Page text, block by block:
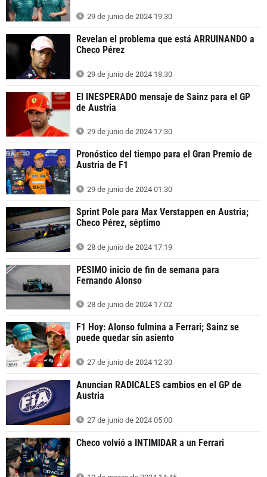
29 de junio de 2024 19:30
Revelan el problema que está ARRUINANDO a
Checo Pérez
29 de junio de 2024 18:30
El INESPERADO mensaje de Sainz para el GP
de Austria
29 de junio de 2024 17:30
Pronóstico del tiempo para el Gran Premio de
Austria de F1
29 de junio de 2024 01:30
Sprint Pole para Max Verstappen en Austria;
Checo Pérez, séptimo
28 de junio de 2024 17:19
PÉSIMO inicio de fin de semana para
Fernando Alonso
28 de junio de 2024 17:02
F1 Hoy: Alonso fulmina a Ferrari; Sainz se
puede quedar sin asiento
27 de junio de 2024 12:30
Anuncian RADICALES cambios en el GP de
Austria
27 de junio de 2024 05:00
Checo volvió a INTIMIDAR a un Ferrari